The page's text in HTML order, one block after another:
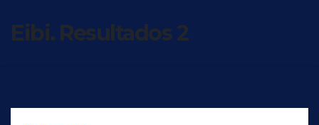
Eibi. Resultados 2